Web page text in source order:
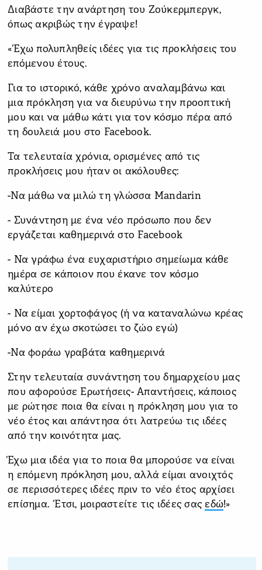
Διαβάστε την ανάρτηση του Ζούκερμπεργκ,
όπως ακριβώς την έγραψε!
«Έχω πολυπληθείς ιδέες για τις προκλήσεις του
επόμενου έτους.
Για το ιστορικό, κάθε χρόνο αναλαμβάνω και
μια πρόκληση για να διευρύνω την προοπτική
μου και να μάθω κάτι για τον κόσμο πέρα από
τη δουλειά μου στο Facebook.
Τα τελευταία χρόνια, ορισμένες από τις
προκλήσεις μου ήταν οι ακόλουθες:
-Να μάθω να μιλώ τη γλώσσα Mandarin
- Συνάντηση με ένα νέο πρόσωπο που δεν
εργάζεται καθημερινά στο Facebook
- Να γράφω ένα ευχαριστήριο σημείωμα κάθε
ημέρα σε κάποιον που έκανε τον κόσμο
καλύτερο
- Να είμαι χορτοφάγος (ή να καταναλώνω κρέας
μόνο αν έχω σκοτώσει το ζώο εγώ)
-Να φοράω γραβάτα καθημερινά
Στην τελευταία συνάντηση του δημαρχείου μας
που αφορούσε Ερωτήσεις- Απαντήσεις, κάποιος
με ρώτησε ποια θα είναι η πρόκληση μου για το
νέο έτος και απάντησα ότι λατρεύω τις ιδέες
από την κοινότητα μας.
Έχω μια ιδέα για το ποια θα μπορούσε να είναι
η επόμενη πρόκληση μου, αλλά είμαι ανοιχτός
σε περισσότερες ιδέες πριν το νέο έτος αρχίσει
επίσημα. Έτσι, μοιραστείτε τις ιδέες σαςεδώ!»